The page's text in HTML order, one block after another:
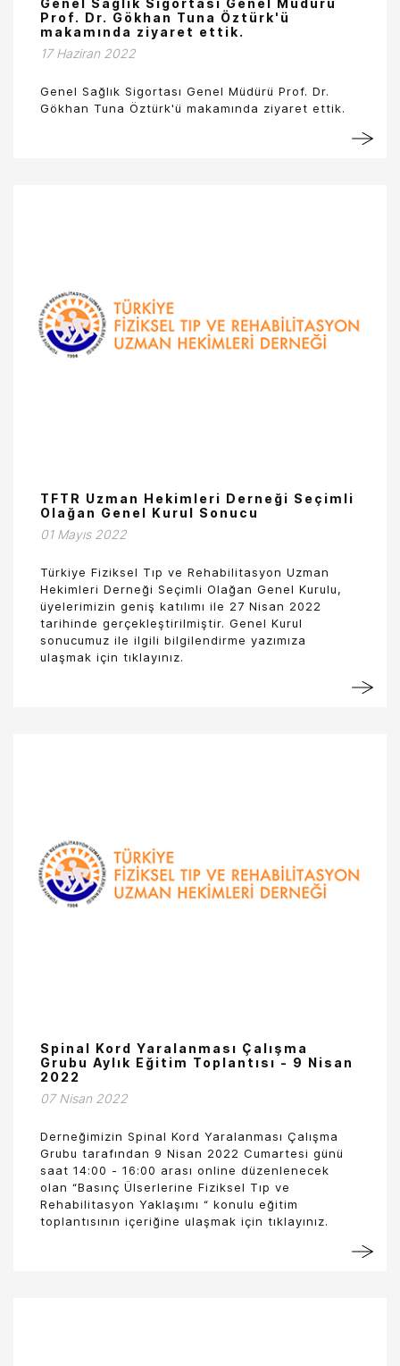
Prof. Dr. Gökhan Tuna Öztürk'ü
makamında ziyaret ettik.
17 Haziran 2022
Genel Sağlık Sigortası Genel Müdürü Prof. Dr.
Gökhan Tuna Öztürk'ü makamında ziyaret ettik.
TFTR Uzman Hekimleri Derneği Seçimli
Olağan Genel Kurul Sonucu
01 Mayıs 2022
Türkiye Fiziksel Tıp ve Rehabilitasyon Uzman
Hekimleri Derneği Seçimli Olağan Genel Kurulu,
üyelerimizin geniş katılımı ile 27 Nisan 2022
tarihinde gerçekleştirilmiştir. Genel Kurul
sonucumuz ile ilgili bilgilendirme yazımıza
ulaşmak için tıklayınız.
Spinal Kord Yaralanması Çalışma
Grubu Aylık Eğitim Toplantısı - 9 Nisan
2022
07 Nisan 2022
Derneğimizin Spinal Kord Yaralanması Çalışma
Grubu tarafından 9 Nisan 2022 Cumartesi günü
saat 14:00 - 16:00 arası online düzenlenecek
olan “Basınç Ülserlerine Fiziksel Tıp ve
Rehabilitasyon Yaklaşımı “ konulu eğitim
toplantısının içeriğine ulaşmak için tıklayınız.